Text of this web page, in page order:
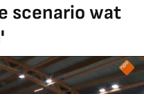
scenario wat